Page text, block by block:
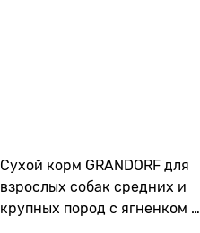
Сухой корм GRANDORF для
взрослых собак средних и
крупных пород с ягненком и